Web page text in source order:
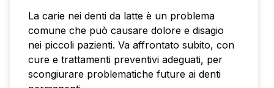
La carie nei denti da latte è un problema
comune che può causare dolore e disagio
nei piccoli pazienti. Va affrontato subito, con
cure e trattamenti preventivi adeguati, per
scongiurare problematiche future ai denti